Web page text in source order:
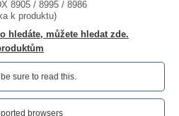
8905 / 8995 / 8986
k produktu)
hledáte, můžete hledat zde.
sure to read this.‎
browsers